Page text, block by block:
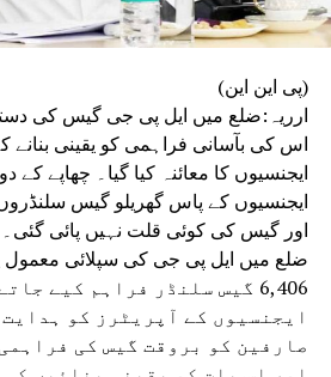
(پی این این)
ارریہ:ضلع میں ایل پی جی گیس کی
اس کی بآسانی فراہمی کو یقینی بنانے
ایجنسیوں کا معائنہ کیا گیا۔ چھاپے کے
ایجنسیوں کے پاس گھریلو گیس سلنڈروں
اور گیس کی کوئی قلت نہیں پائی گئی۔
ضلع میں ایل پی جی کی سپلائی معمول
6,406 گیس سلنڈر فراہم کیے
ایجنسیوں کے آپریٹرز کو
صارفین کو بروقت گیس کی